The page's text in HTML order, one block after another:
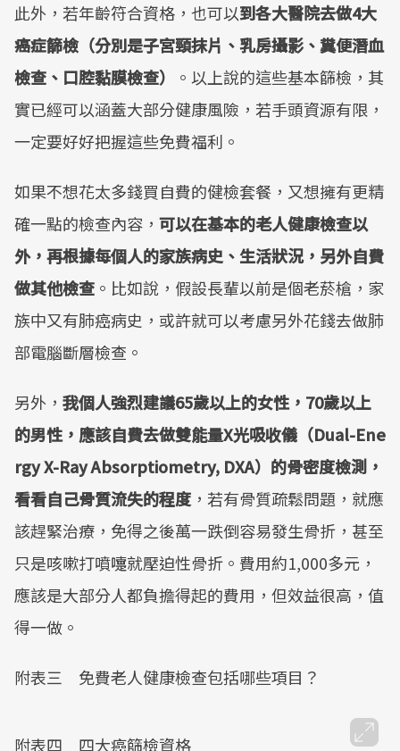
此外，若年齡符合資格，也可以到各大醫院去做4大
癌症篩檢（分別是子宮頸抹片、乳房攝影、糞便潛血
檢查、口腔黏膜檢查）
。以上說的這些基本篩檢，其
實已經可以涵蓋大部分健康風險，若手頭資源有限，
一定要好好把握這些免費福利。
如果不想花太多錢買自費的健檢套餐，又想擁有更精
確一點的檢查內容， 可以在基本的老人健康檢查以
外，再根據每個人的家族病史、生活狀況，另外自費
做其他檢查 。比如說，假設長輩以前是個老菸槍，家
族中又有肺癌病史，或許就可以考慮另外花錢去做肺
部電腦斷層檢查。
另外， 我個人強烈建議65歲以上的女性，70歲以上
的男性，應該自費去做雙能量X光吸收儀（Dual-Ene
rgy X-Ray Absorptiometry, DXA）的骨密度檢測，
看看自己骨質流失的程度 ，若有骨質疏鬆問題，就應
該趕緊治療，免得之後萬一跌倒容易發生骨折，甚至
只是咳嗽打噴嚏就壓迫性骨折。費用約1,000多元，
應該是大部分人都負擔得起的費用，但效益很高，值
得一做。
附表三 免費老人健康檢查包括哪些項目？
附表四 四大癌篩檢資格